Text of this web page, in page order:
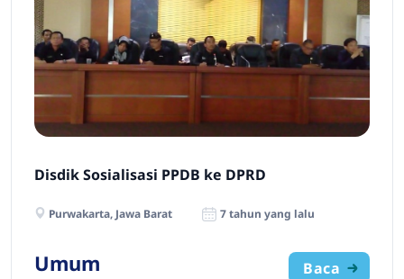
Disdik Sosialisasi PPDB ke DPRD
Purwakarta, Jawa Barat 7 tahun yang lalu
Umum Baca